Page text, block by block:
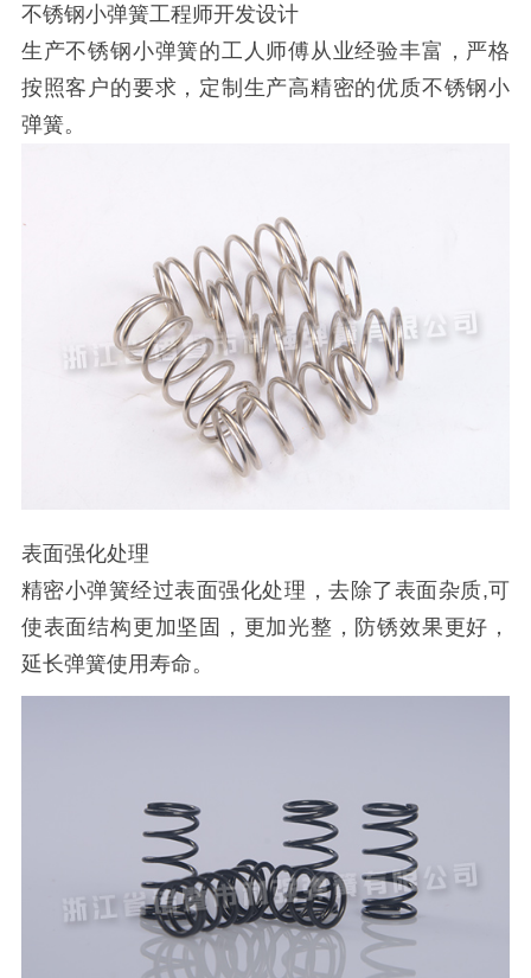
不锈钢小弹簧工程师开发设计
生产不锈钢小弹簧的工人师傅从业经验丰富，严格
按照客户的要求，定制生产高精密的优质不锈钢小
弹簧。
表面强化处理
精密小弹簧经过表面强化处理，去除了表面杂质,可
使表面结构更加坚固，更加光整，防锈效果更好，
延长弹簧使用寿命。